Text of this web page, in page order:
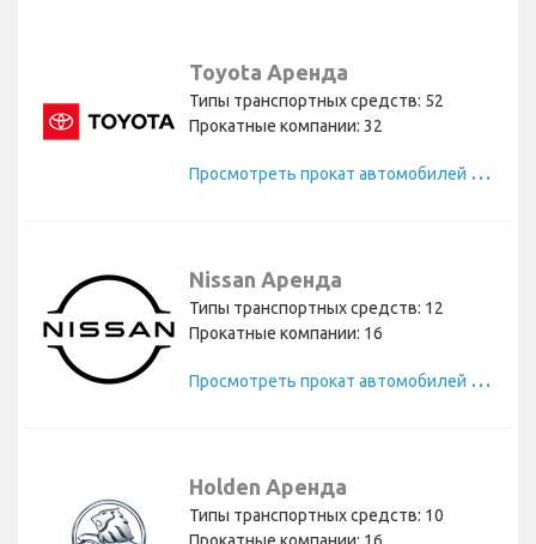
Toyota Аренда
Типы транспортных средств: 52
Прокатные компании: 32
П
росмотреть прокат автомобилей Toyota
Nissan Аренда
Типы транспортных средств: 12
Прокатные компании: 16
П
росмотреть прокат автомобилей Nissan
Holden Аренда
Типы транспортных средств: 10
Прокатные компании: 16